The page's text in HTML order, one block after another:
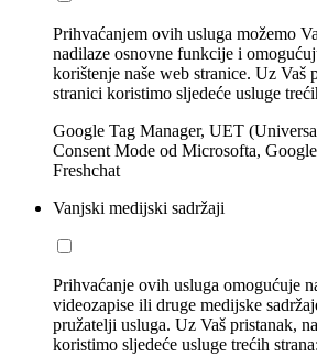
Prihvaćanjem ovih usluga možemo
nadilaze osnovne funkcije i
korištenje naše web stranice. Uz Vaš
stranici koristimo sljedeće usluge
Google Tag Manager, UET
Consent Mode od Microsofta,
Freshchat
Vanjski medijski sadržaji
Prihvaćanje ovih usluga omogućuje
videozapise ili druge medijske
pružatelji usluga. Uz Vaš pristanak,
koristimo sljedeće usluge trećih strana: